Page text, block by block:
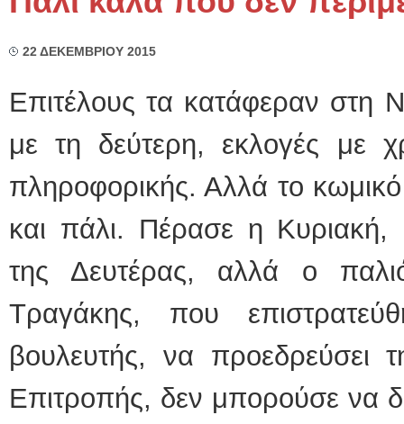
22 ΔΕΚΕΜΒΡΙΟΥ 2015
Επιτέλους τα κατάφεραν στη
με τη δεύτερη, εκλογές με
πληροφορικής. Αλλά το
και πάλι. Πέρασε η
της Δευτέρας, αλλά ο
Τραγάκης, που
βουλευτής, να προεδρεύσει
Επιτροπής, δεν μπορούσε να